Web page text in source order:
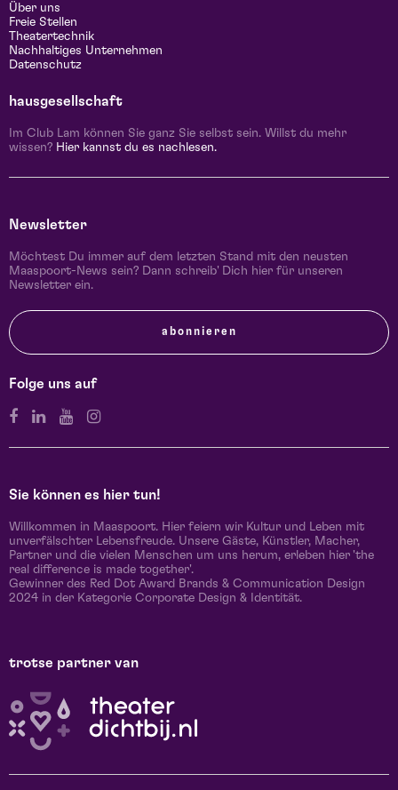
Über uns
Freie Stellen
Theatertechnik
Nachhaltiges Unternehmen
Datenschutz
hausgesellschaft
Im Club Lam können Sie ganz Sie selbst sein. Willst du mehr
wissen? Hier kannst du es nachlesen.
Newsletter
Möchtest Du immer auf dem letzten Stand mit den neusten
Maaspoort-News sein? Dann schreib' Dich hier für unseren
Newsletter ein.
abonnieren
Folge uns auf
Sie können es hier tun!
Willkommen in Maaspoort. Hier feiern wir Kultur und Leben mit
unverfälschter Lebensfreude. Unsere Gäste, Künstler, Macher,
Partner und die vielen Menschen um uns herum, erleben hier 'the
real difference is made together'.
Gewinner des Red Dot Award Brands & Communication Design
2024 in der Kategorie Corporate Design & Identität.
trotse partner van